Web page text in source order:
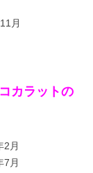
月
カラットの
月
月